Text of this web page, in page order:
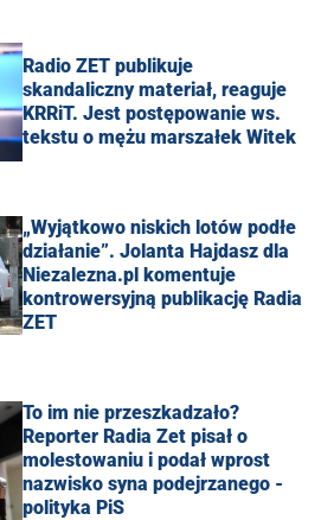
Radio ZET publikuje
skandaliczny materiał, reaguje
KRRiT. Jest postępowanie ws.
tekstu o mężu marszałek Witek
„Wyjątkowo niskich lotów podłe
działanie”. Jolanta Hajdasz dla
Niezalezna.pl komentuje
kontrowersyjną publikację Radia
ZET
To im nie przeszkadzało?
Reporter Radia Zet pisał o
molestowaniu i podał wprost
nazwisko syna podejrzanego -
polityka PiS